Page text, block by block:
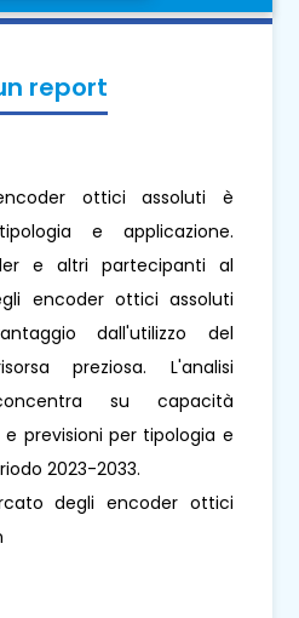
report
ottici assoluti è
e applicazione.
e altri partecipanti al
encoder ottici assoluti
dall'utilizzo del
preziosa. L'analisi
su capacità
previsioni per tipologia e
2023-2033.
degli encoder ottici